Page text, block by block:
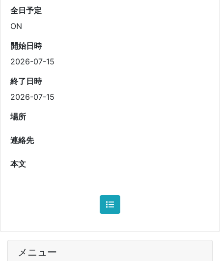
メニュー
全日予定
ON
開始日時
2026-07-15
終了日時
2026-07-15
場所
連絡先
本文